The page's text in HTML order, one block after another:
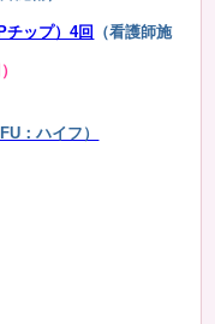
チップ）4回
（看護師施
：ハイフ）